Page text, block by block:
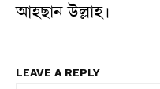
আহছান উল্লাহ।
LEAVE A REPLY